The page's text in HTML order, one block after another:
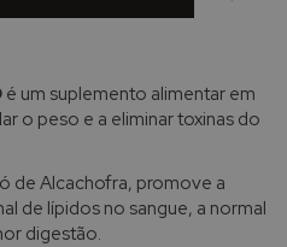
é um suplemento alimentar em
o peso e a eliminar toxinas do
de Alcachofra, promove a
de lípidos no sangue, a normal
digestão.